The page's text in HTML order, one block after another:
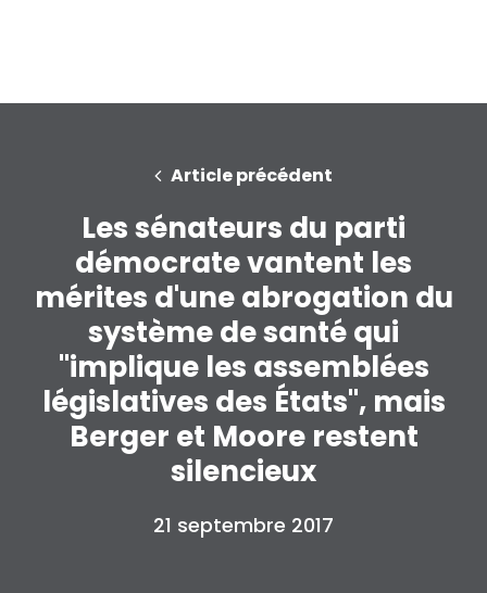
Article précédent
Les sénateurs du parti
démocrate vantent les
mérites d'une abrogation du
système de santé qui
"implique les assemblées
législatives des États", mais
Berger et Moore restent
silencieux
21 septembre 2017